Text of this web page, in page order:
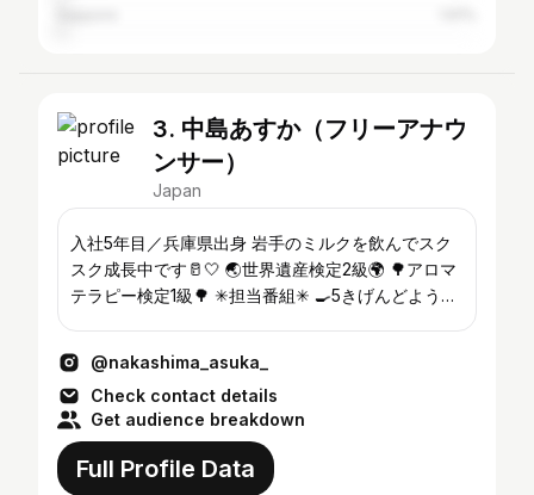
3. 中島あすか（フリーアナウ
ンサー）
Japan
入社5年目／兵庫県出身 岩手のミルクを飲んでスク
スク成長中です🥛🤍 🌏世界遺産検定2級🌍 🌳アロマ
テラピー検定1級🌳 ✳︎担当番組✳︎ 🍳5きげんどようび
#馬#競馬#旅行#アロマテラピー
@nakashima_asuka_
Check contact details
Get audience breakdown
Full Profile Data